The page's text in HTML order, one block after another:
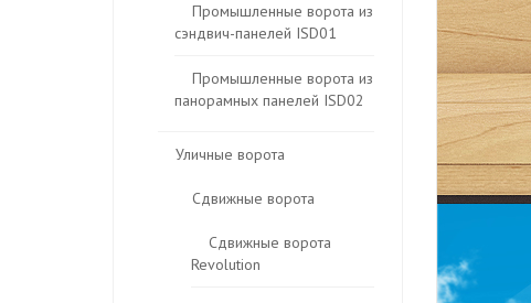
Промышленные ворота из
сэндвич-панелей ISD01
Промышленные ворота из
панорамных панелей ISD02
Уличные ворота
Сдвижные ворота
Сдвижные ворота
Revolution